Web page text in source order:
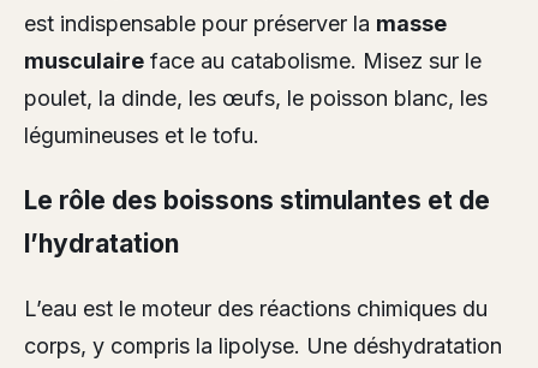
est indispensable pour préserver la masse
musculaire face au catabolisme. Misez sur le
poulet, la dinde, les œufs, le poisson blanc, les
légumineuses et le tofu.
Le rôle des boissons stimulantes et de
l’hydratation
L’eau est le moteur des réactions chimiques du
corps, y compris la lipolyse. Une déshydratation